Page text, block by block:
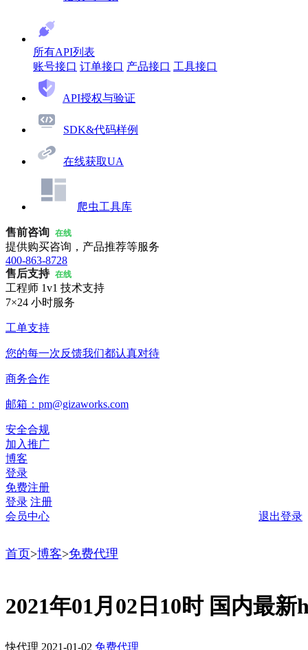
所有API列表
账号接口 订单接口 产品接口 工具接口
API授权与验证
SDK&代码样例
在线获取UA
爬虫工具库
售前咨询 在线
提供购买咨询，产品推荐等服务
400-863-8728
售后支持 在线
工程师 1v1 技术支持
7×24 小时服务
工单支持
您的每一次反馈我们都认真对待
商务合作
邮箱：pm@gizaworks.com
安全合规
加入推广
博客
登录
免费注册
登录 注册
会员中心
退出登录
首页>博客>免费代理
2021年01月02日10时 国内最
快代理 2021-01-02 免费代理